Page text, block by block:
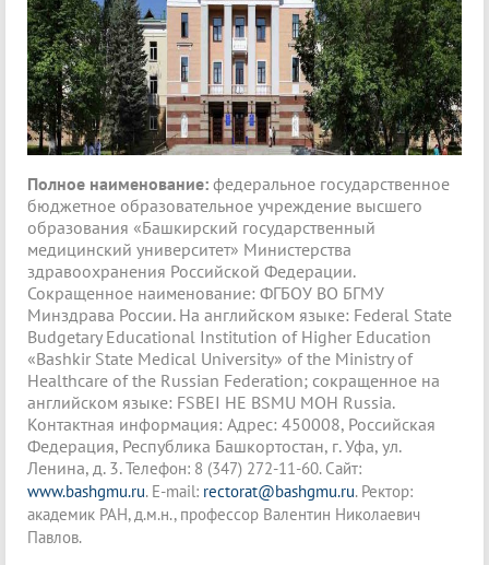
Полное наименование: федеральное государственное
бюджетное образовательное учреждение высшего
образования «Башкирский государственный
медицинский университет» Министерства
здравоохранения Российской Федерации.
Сокращенное наименование: ФГБОУ ВО БГМУ
Минздрава России. На английском языке: Federal State
Budgetary Educational Institution of Higher Education
«Bashkir State Medical University» of the Ministry of
Healthcare of the Russian Federation; сокращенное на
английском языке: FSBEI HE BSMU MOH Russia.
Контактная информация: Адрес: 450008, Российская
Федерация, Республика Башкортостан, г. Уфа, ул.
Ленина, д. 3.Телефон: 8 (347) 272-11-60. Сайт:
www.bashgmu.ru. E-mail: reсtorat@bashgmu.ru. Ректор:
академик РАН, д.м.н., профессор Валентин Николаевич
Павлов.